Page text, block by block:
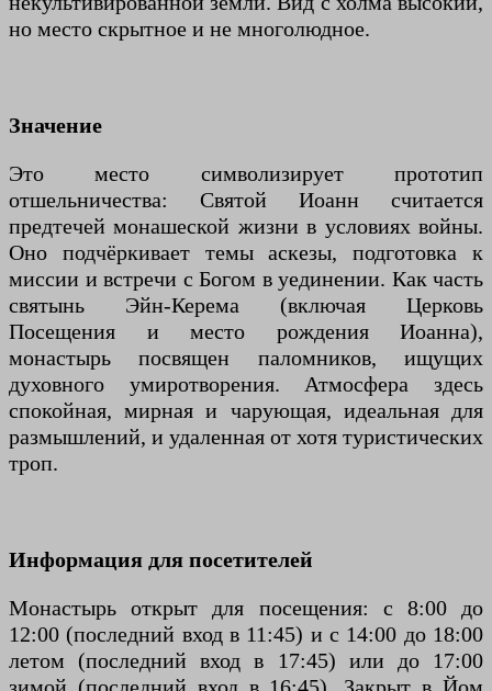
но место скрытное и не многолюдное.
Значение
Это место символизирует прототип
отшельничества: Святой Иоанн считается
предтечей монашеской жизни в условиях войны.
Оно подчёркивает темы аскезы, подготовка к
миссии и встречи с Богом в уединении. Как часть
святынь Эйн-Керема (включая Церковь
Посещения и место рождения Иоанна),
монастырь посвящен паломников, ищущих
духовного умиротворения. Атмосфера здесь
спокойная, мирная и чарующая, идеальная для
размышлений, и удаленная от хотя туристических
троп.
Информация для посетителей
Монастырь открыт для посещения: с 8:00 до
12:00 (последний вход в 11:45) и с 14:00 до 18:00
летом (последний вход в 17:45) или до 17:00